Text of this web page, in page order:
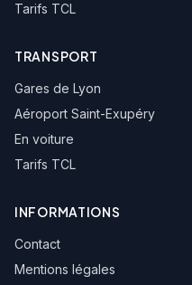
St-Symph.-
St-Symph.-d'O.Place
St-Symphorien-d'Ozon
Collège Jacques Prévert
Tarifs TCL
TRANSPORT
Gares de Lyon
Aéroport Saint-Exupéry
En voiture
Tarifs TCL
INFORMATIONS
Contact
Mentions légales